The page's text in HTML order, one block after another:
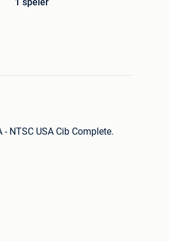
1 speler
NTSC USA Cib Complete.
en excellent état.